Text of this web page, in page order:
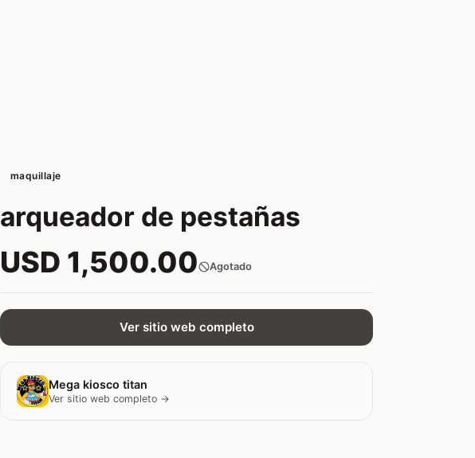
maquillaje
arqueador de pestañas
USD 1,500.00 Agotado
Ver sitio web completo
Mega kiosco titan
Ver sitio web completo →